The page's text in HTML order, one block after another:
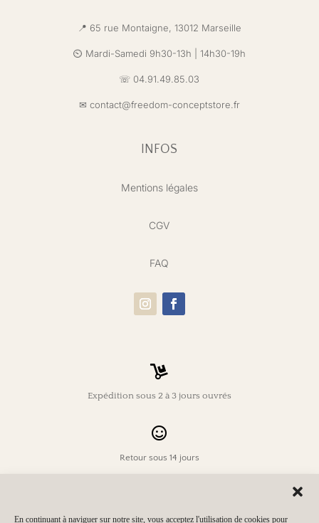
En continuant à naviguer sur notre site, vous acceptez l'utilisation de cookies pour
📍 65 rue Montaigne, 13012 Marseille
⏲️ Mardi-Samedi 9h30-13h | 14h30-19h
☏ 04.91.49.85.03
✉ contact@freedom-conceptstore.fr
INFOS
Mentions légales
CGV
FAQ

Expédition sous 2 à 3 jours ouvrés

Retour sous 14 jours